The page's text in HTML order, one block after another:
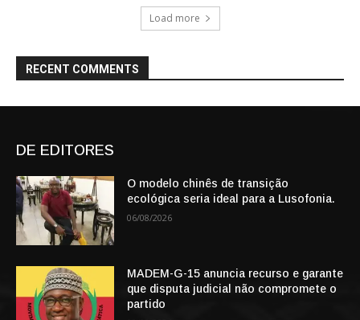
Load more
RECENT COMMENTS
DE EDITORES
O modelo chinês de transição
ecológica seria ideal para a Lusofonia.
06/08/2026
MADEM-G-15 anuncia recurso e garante
que disputa judicial não compromete o
partido